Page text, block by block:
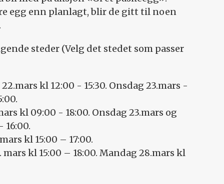
egg enn planlagt, blir de gitt til noen
steder (Velg det stedet som passer
kl 12:00 - 15:30. Onsdag 23.mars -
kl 09:00 - 18:00. Onsdag 23.mars og
16:00.
kl 15:00 – 17:00.
mars kl 15:00 – 18:00. Mandag 28.mars kl